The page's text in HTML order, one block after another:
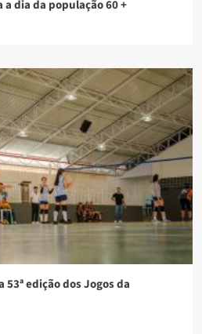
dia da população 60 +
edição dos Jogos da